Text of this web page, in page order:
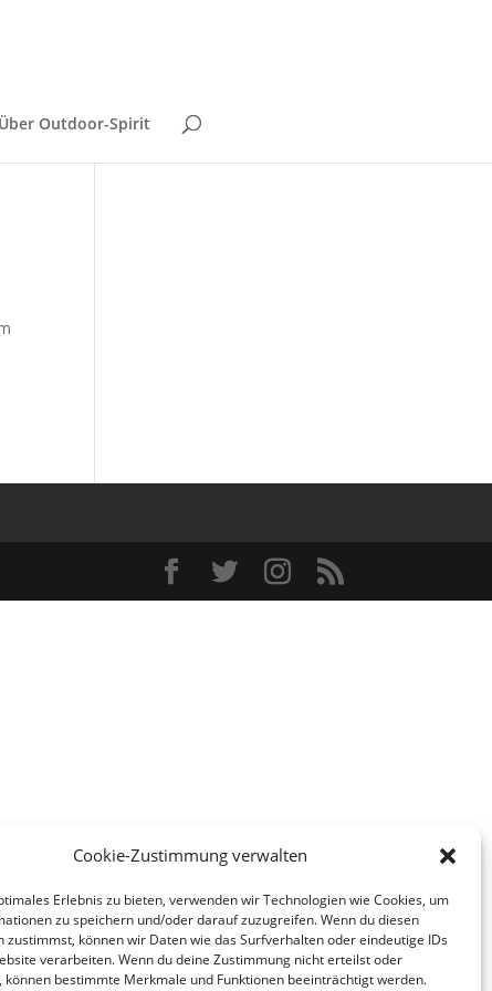
Cookie-Zustimmung verwalten
Erlebnis zu bieten, verwenden wir Technologien wie Cookies, um
zu speichern und/oder darauf zuzugreifen. Wenn du diesen
zustimmst, können wir Daten wie das Surfverhalten oder eindeutige IDs
verarbeiten. Wenn du deine Zustimmung nicht erteilst oder
können bestimmte Merkmale und Funktionen beeinträchtigt werden.
Über Outdoor-Spirit